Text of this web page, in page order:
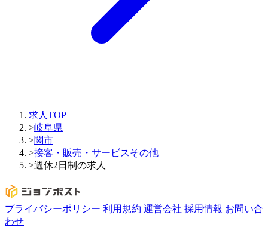
求人TOP
>岐阜県
>関市
>接客・販売・サービスその他
>週休2日制の求人
プライバシーポリシー 利用規約 運営会社 採用情報 お問い合
わせ